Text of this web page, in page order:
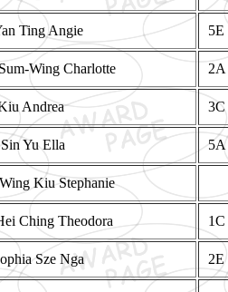
Ting Angie
Wing Charlotte
Andrea 3C
Yu Ella 5A
Kiu Stephanie
Ching Theodora
Sze Nga 2E